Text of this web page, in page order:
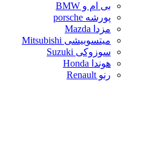
بی ام و BMW
پورشه porsche
مزدا Mazda
میتسوبیشی Mitsubishi
سوزوکی Suzuki
هوندا Honda
رنو Renault